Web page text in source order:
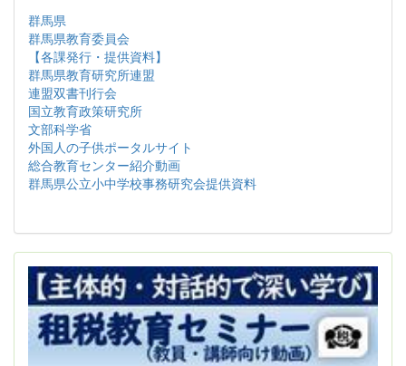
群馬県
群馬県教育委員会
【各課発行・提供資料】
群馬県教育研究所連盟
連盟双書刊行会
国立教育政策研究所
文部科学省
外国人の子供ポータルサイト
総合教育センター紹介動画
群馬県公立小中学校事務研究会提供資料